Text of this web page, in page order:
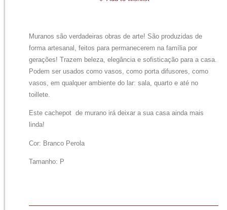
Muranos são verdadeiras obras de arte! São produzidas de
forma artesanal, feitos para permanecerem na família por
gerações! Trazem beleza, elegância e sofisticação para a casa.
Podem ser usados como vasos, como porta difusores, como
vasos, em qualquer ambiente do lar: sala, quarto e até no
toillete.
Este cachepot de murano irá deixar a sua casa ainda mais
linda!
Cor: Branco Perola
Tamanho: P